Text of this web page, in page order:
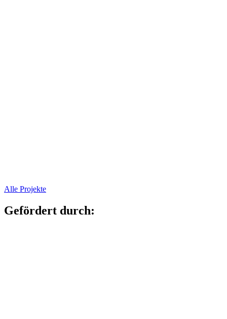
Alle Projekte
Gefördert durch: